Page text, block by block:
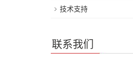
技术支持
联系我们